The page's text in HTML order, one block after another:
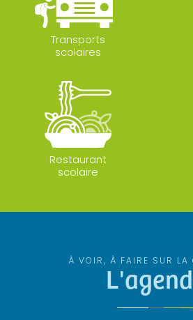
Transports
scolaires
Restaurant
scolaire
À VOIR, À FAIRE SUR LA